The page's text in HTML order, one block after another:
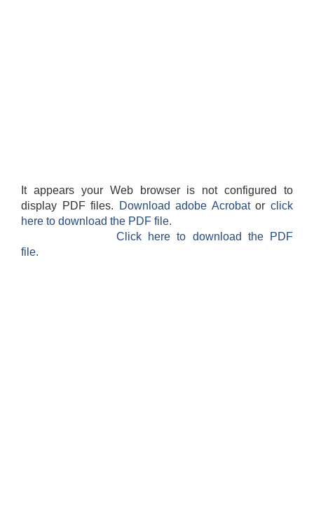
It appears your Web browser is not configured to
display PDF files.
Download adobe Acrobatorclick
here to download the PDF file.
Click here to download the PDF
file.